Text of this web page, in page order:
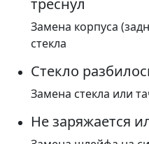
треснул
Замена корпуса
стекла
Стекло
Замена стекла или
Не заряжается